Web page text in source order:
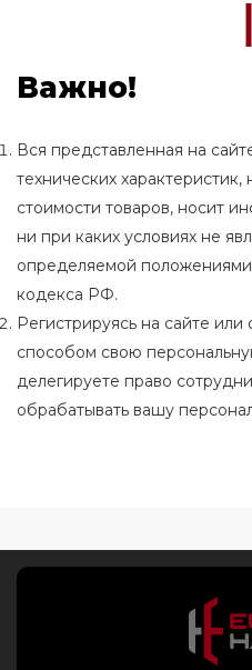
Важно!
Вся представленная на
технических характеристик,
стоимости товаров, носит
ни при каких условиях не
определяемой положениями
кодекса РФ.
Регистрируясь на сайте
способом свою
делегируете право
обрабатывать вашу